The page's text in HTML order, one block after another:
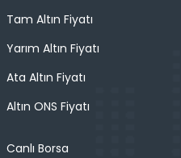
Tam Altın Fiyatı
Yarım Altın Fiyatı
Ata Altın Fiyatı
Altın ONS Fiyatı
Canlı Borsa